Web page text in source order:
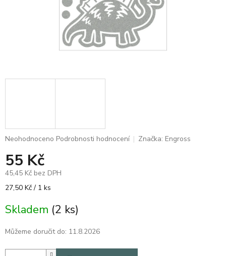
Průměrné
produktu
je
0,0
z
hvězdiček.
Neohodnoceno Podrobnosti hodnocení Značka: Engross
55 Kč
45,45 Kč bez DPH
Měrná
27,50 Kč / 1 ks
Skladem (2 ks)
Můžeme doručit do: 11.8.2026